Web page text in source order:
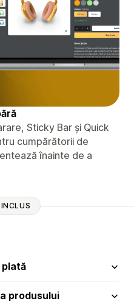
Sticky Bar și Quick
cumpărătorii de
înainte de a
plată
produsului